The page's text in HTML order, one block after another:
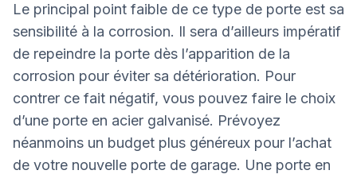
Le principal point faible de ce type de porte est sa
sensibilité à la corrosion. Il sera d’ailleurs impératif
de repeindre la porte dès l’apparition de la
corrosion pour éviter sa détérioration. Pour
contrer ce fait négatif, vous pouvez faire le choix
d’une porte en acier galvanisé. Prévoyez
néanmoins un budget plus généreux pour l’achat
de votre nouvelle porte de garage. Une porte en